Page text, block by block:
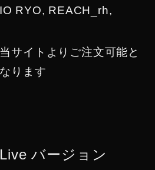
RYO, REACH_rh,
サイトよりご注文可能と
なります
バージョン